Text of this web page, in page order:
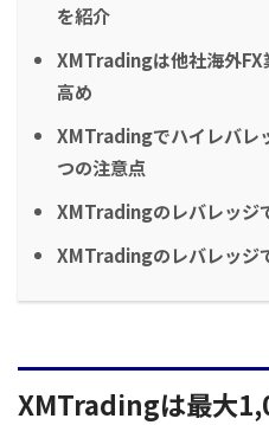
を紹介
XMTradingは他社海外FX
高め
XMTradingでハイレバレ
つの注意点
XMTradingのレバレッジ
XMTradingのレバレッジ
XMTradingは最大